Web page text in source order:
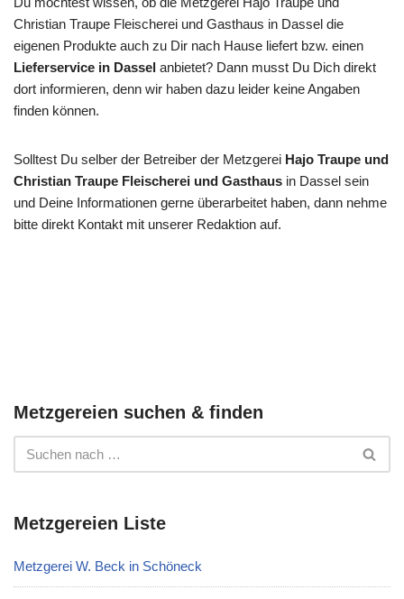
Christian Traupe Fleischerei und Gasthaus in Dassel die
eigenen Produkte auch zu Dir nach Hause liefert bzw. einen
Lieferservice in Dassel anbietet? Dann musst Du Dich direkt
dort informieren, denn wir haben dazu leider keine Angaben
finden können.
Solltest Du selber der Betreiber der Metzgerei Hajo Traupe und
Christian Traupe Fleischerei und Gasthaus in Dassel sein
und Deine Informationen gerne überarbeitet haben, dann nehme
bitte direkt Kontakt mit unserer Redaktion auf.
Metzgereien suchen & finden
Metzgereien Liste
Metzgerei W. Beck in Schöneck